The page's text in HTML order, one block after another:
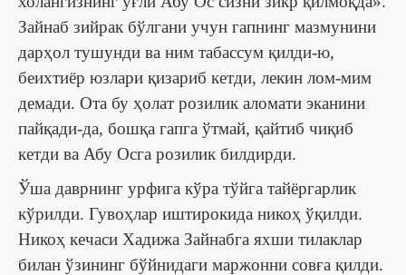
Зайнаб зийрак бўлгани учун гапнинг мазмунини
дарҳол тушунди ва ним табассум қилди-ю,
беихтиёр юзлари қизариб кетди, лекин лом-мим
демади. Ота бу ҳолат розилик аломати эканини
пайқади-да, бошқа гапга ўтмай, қайтиб чиқиб
кетди ва Абу Осга розилик билдирди.
Ўша даврнинг урфига кўра тўйга тайёргарлик
кўрилди. Гувоҳлар иштирокида никоҳ ўқилди.
Никоҳ кечаси Хадижа Зайнабга яхши тилаклар
билан ўзининг бўйнидаги маржонни совға қилди.